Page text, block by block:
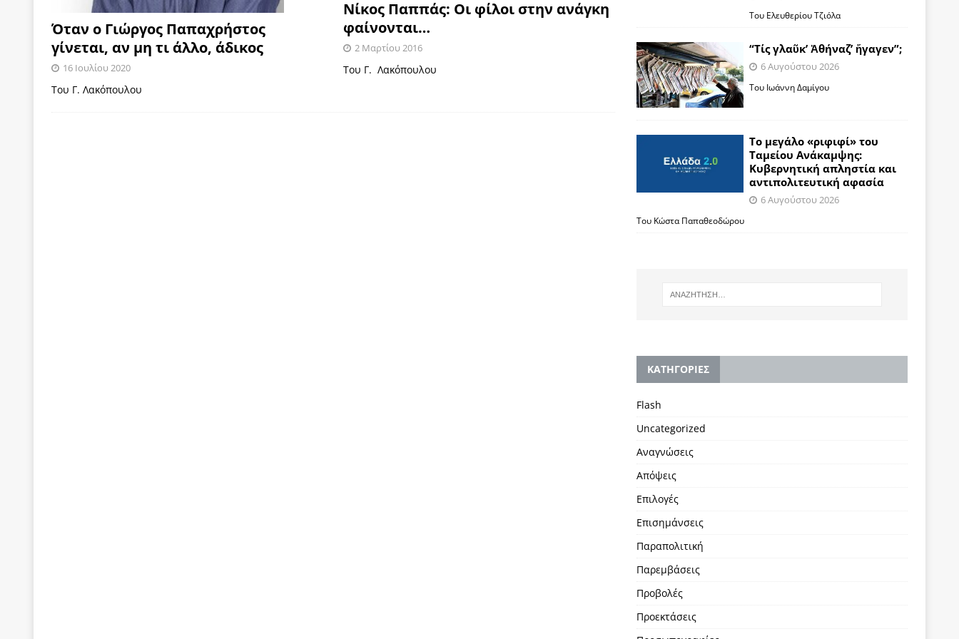
Όταν ο Γιώργος Παπαχρήστος
γίνεται, αν μη τι άλλο, άδικος
16 Ιουλίου 2020
Του Γ. Λακόπουλου
Νίκος Παππάς: Οι φίλοι στην ανάγκη
φαίνονται…
2 Μαρτίου 2016
Του Γ. Λακόπουλου
Του Ελευθερίου Τζιόλα
“Τίς γλαῦκ’ Ἀθήναζ’ ἤγαγεν”;
6 Αυγούστου 2026
Του Ιωάννη Δαμίγου
Το μεγάλο «ριφιφί» του
Ταμείου Ανάκαμψης:
Κυβερνητική απληστία και
αντιπολιτευτική αφασία
6 Αυγούστου 2026
Του Κώστα Παπαθεοδώρου
KΑΤΗΓΟΡΙΕΣ
Flash
Uncategorized
Αναγνώσεις
Απόψεις
Επιλογές
Επισημάνσεις
Παραπολιτική
Παρεμβάσεις
Προβολές
Προεκτάσεις